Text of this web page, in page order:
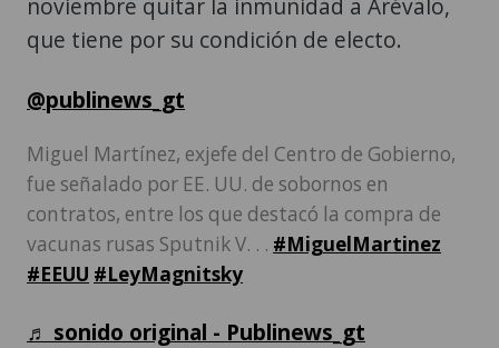
que tiene por su condición de electo.
@publinews_gt
Miguel Martínez, exjefe del Centro de Gobierno,
fue señalado por EE. UU. de sobornos en
contratos, entre los que destacó la compra de
vacunas rusas Sputnik V. . . #MiguelMartinez
#EEUU #LeyMagnitsky
♬ sonido original - Publinews_gt